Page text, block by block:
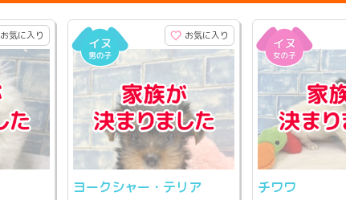
お気に入り お気に入り
ヨークシャー・テリア チワワ